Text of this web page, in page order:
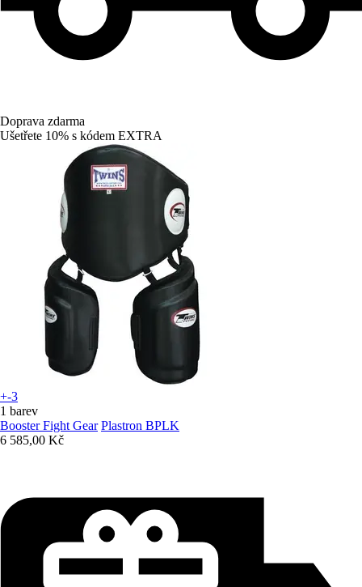
Doprava zdarma
Ušetřete 10% s kódem EXTRA
+-3
1 barev
Booster Fight Gear Plastron BPLK
6 585,00 Kč